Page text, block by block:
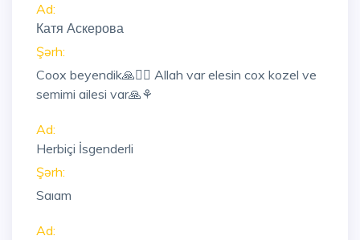
Ad:
Катя Аскерова
Şərh:
Coox beyendik🙏🙋‍♀️ Allah var elesin cox kozel ve
semimi ailesi var🙏⚘
Ad:
Herbiçi İsgenderli
Şərh:
Saıam
Ad: